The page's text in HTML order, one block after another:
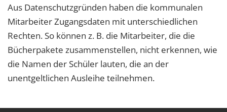
Aus Datenschutzgründen haben die kommunalen
Mitarbeiter Zugangsdaten mit unterschiedlichen
Rechten. So können z. B. die Mitarbeiter, die die
Bücherpakete zusammenstellen, nicht erkennen, wie
die Namen der Schüler lauten, die an der
unentgeltlichen Ausleihe teilnehmen.